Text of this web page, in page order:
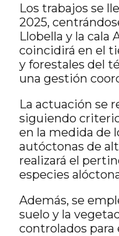
Los trabajos se
2025,
Llobella y la cala
coincidirá en el
y forestales del
una gestión
La actuación se
siguiendo
en la medida de
autóctonas de
realizará el
especies
Además, se
suelo y la
controlados para